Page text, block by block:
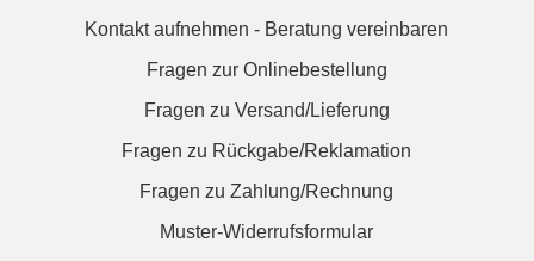
Kontakt aufnehmen - Beratung vereinbaren
Fragen zur Onlinebestellung
Fragen zu Versand/Lieferung
Fragen zu Rückgabe/Reklamation
Fragen zu Zahlung/Rechnung
Muster-Widerrufsformular